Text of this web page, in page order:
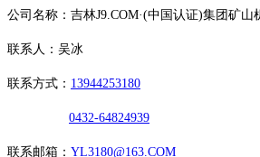
公司名称：吉林J9.COM·(中国认证)集团矿山
联系人：吴冰
联系方式： 13944253180
0432-64824939
联系邮箱： YL3180@163.COM